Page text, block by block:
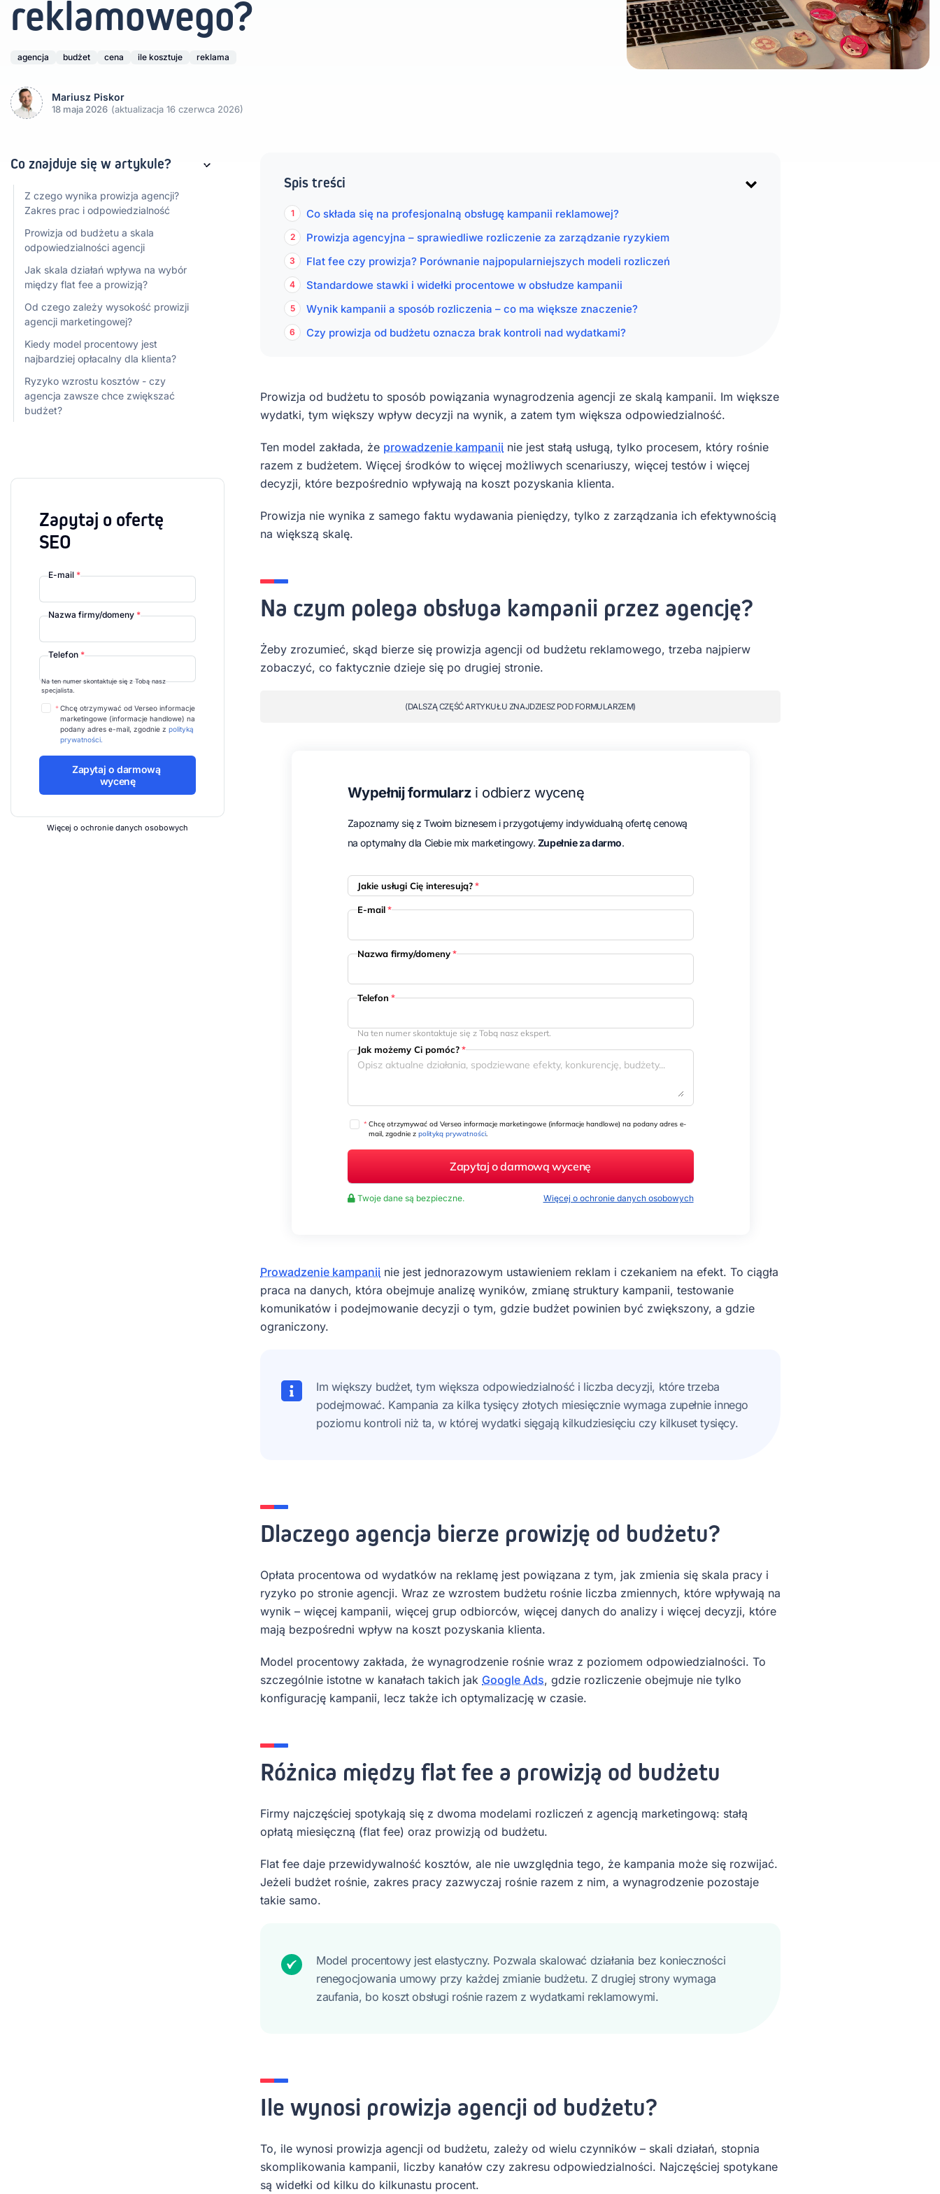
reklamowego?
agencja budżet cena ile kosztuje reklama
Mariusz Piskor
18 maja 2026 (aktualizacja 16 czerwca 2026)
Co znajduje się w artykule?
Z czego wynika prowizja agencji?
Zakres prac i odpowiedzialność
Prowizja od budżetu a skala
odpowiedzialności agencji
Jak skala działań wpływa na wybór
między flat fee a prowizją?
Od czego zależy wysokość prowizji
agencji marketingowej?
Kiedy model procentowy jest
najbardziej opłacalny dla klienta?
Ryzyko wzrostu kosztów - czy
agencja zawsze chce zwiększać
budżet?
Zapytaj o ofertę
SEO
E-mail *
Nazwa firmy/domeny *
Telefon *
Na ten numer skontaktuje się z Tobą nasz
specjalista.
Chcę otrzymywać od Verseo informacje
marketingowe (informacje handlowe) na
podany adres e-mail, zgodnie z polityką
prywatności.
*
Więcej o ochronie danych osobowych
Spis treści
Co składa się na profesjonalną obsługę kampanii reklamowej?
Prowizja agencyjna – sprawiedliwe rozliczenie za zarządzanie ryzykiem
Flat fee czy prowizja? Porównanie najpopularniejszych modeli rozliczeń
Standardowe stawki i widełki procentowe w obsłudze kampanii
Wynik kampanii a sposób rozliczenia – co ma większe znaczenie?
Czy prowizja od budżetu oznacza brak kontroli nad wydatkami?
Prowizja od budżetu to sposób powiązania wynagrodzenia agencji ze skalą kampanii. Im większe
wydatki, tym większy wpływ decyzji na wynik, a zatem tym większa odpowiedzialność.
Ten model zakłada, że prowadzenie kampanii nie jest stałą usługą, tylko procesem, który rośnie
razem z budżetem. Więcej środków to więcej możliwych scenariuszy, więcej testów i więcej
decyzji, które bezpośrednio wpływają na koszt pozyskania klienta.
Prowizja nie wynika z samego faktu wydawania pieniędzy, tylko z zarządzania ich efektywnością
na większą skalę.
Na czym polega obsługa kampanii przez agencję?
Żeby zrozumieć, skąd bierze się prowizja agencji od budżetu reklamowego, trzeba najpierw
zobaczyć, co faktycznie dzieje się po drugiej stronie.
(DALSZĄ CZĘŚĆ ARTYKUŁU ZNAJDZIESZ POD FORMULARZEM)
Wypełnij formularzi odbierz wycenę
Zapoznamy się z Twoim biznesem i przygotujemy indywidualną ofertę cenową
na optymalny dla Ciebie mix marketingowy. Zupełnie za darmo.
Jakie usługi Cię interesują? *
E-mail *
Nazwa firmy/domeny *
Telefon *
Na ten numer skontaktuje się z Tobą nasz ekspert.
Jak możemy Ci pomóc? *
Chcę otrzymywać od Verseo informacje marketingowe (informacje handlowe) na podany adres e-
mail, zgodnie z polityką prywatności.
*
Twoje dane są bezpieczne. Więcej o ochronie danych osobowych
Prowadzenie kampanii nie jest jednorazowym ustawieniem reklam i czekaniem na efekt. To ciągła
praca na danych, która obejmuje analizę wyników, zmianę struktury kampanii, testowanie
komunikatów i podejmowanie decyzji o tym, gdzie budżet powinien być zwiększony, a gdzie
ograniczony.
Im większy budżet, tym większa odpowiedzialność i liczba decyzji, które trzeba
podejmować. Kampania za kilka tysięcy złotych miesięcznie wymaga zupełnie innego
poziomu kontroli niż ta, w której wydatki sięgają kilkudziesięciu czy kilkuset tysięcy.
Dlaczego agencja bierze prowizję od budżetu?
Opłata procentowa od wydatków na reklamę jest powiązana z tym, jak zmienia się skala pracy i
ryzyko po stronie agencji. Wraz ze wzrostem budżetu rośnie liczba zmiennych, które wpływają na
wynik – więcej kampanii, więcej grup odbiorców, więcej danych do analizy i więcej decyzji, które
mają bezpośredni wpływ na koszt pozyskania klienta.
Model procentowy zakłada, że wynagrodzenie rośnie wraz z poziomem odpowiedzialności. To
szczególnie istotne w kanałach takich jak Google Ads, gdzie rozliczenie obejmuje nie tylko
konfigurację kampanii, lecz także ich optymalizację w czasie.
Różnica między flat fee a prowizją od budżetu
Firmy najczęściej spotykają się z dwoma modelami rozliczeń z agencją marketingową: stałą
opłatą miesięczną (flat fee) oraz prowizją od budżetu.
Flat fee daje przewidywalność kosztów, ale nie uwzględnia tego, że kampania może się rozwijać.
Jeżeli budżet rośnie, zakres pracy zazwyczaj rośnie razem z nim, a wynagrodzenie pozostaje
takie samo.
Model procentowy jest elastyczny. Pozwala skalować działania bez konieczności
renegocjowania umowy przy każdej zmianie budżetu. Z drugiej strony wymaga
zaufania, bo koszt obsługi rośnie razem z wydatkami reklamowymi.
Ile wynosi prowizja agencji od budżetu?
To, ile wynosi prowizja agencji od budżetu, zależy od wielu czynników – skali działań, stopnia
skomplikowania kampanii, liczby kanałów czy zakresu odpowiedzialności. Najczęściej spotykane
są widełki od kilku do kilkunastu procent.